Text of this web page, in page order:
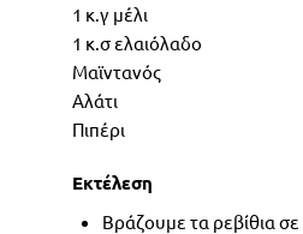
1 κ.γ μέλι
1 κ.σ ελαιόλαδο
Μαϊντανός
Αλάτι
Πιπέρι
Εκτέλεση
Βράζουμε τα ρεβίθια